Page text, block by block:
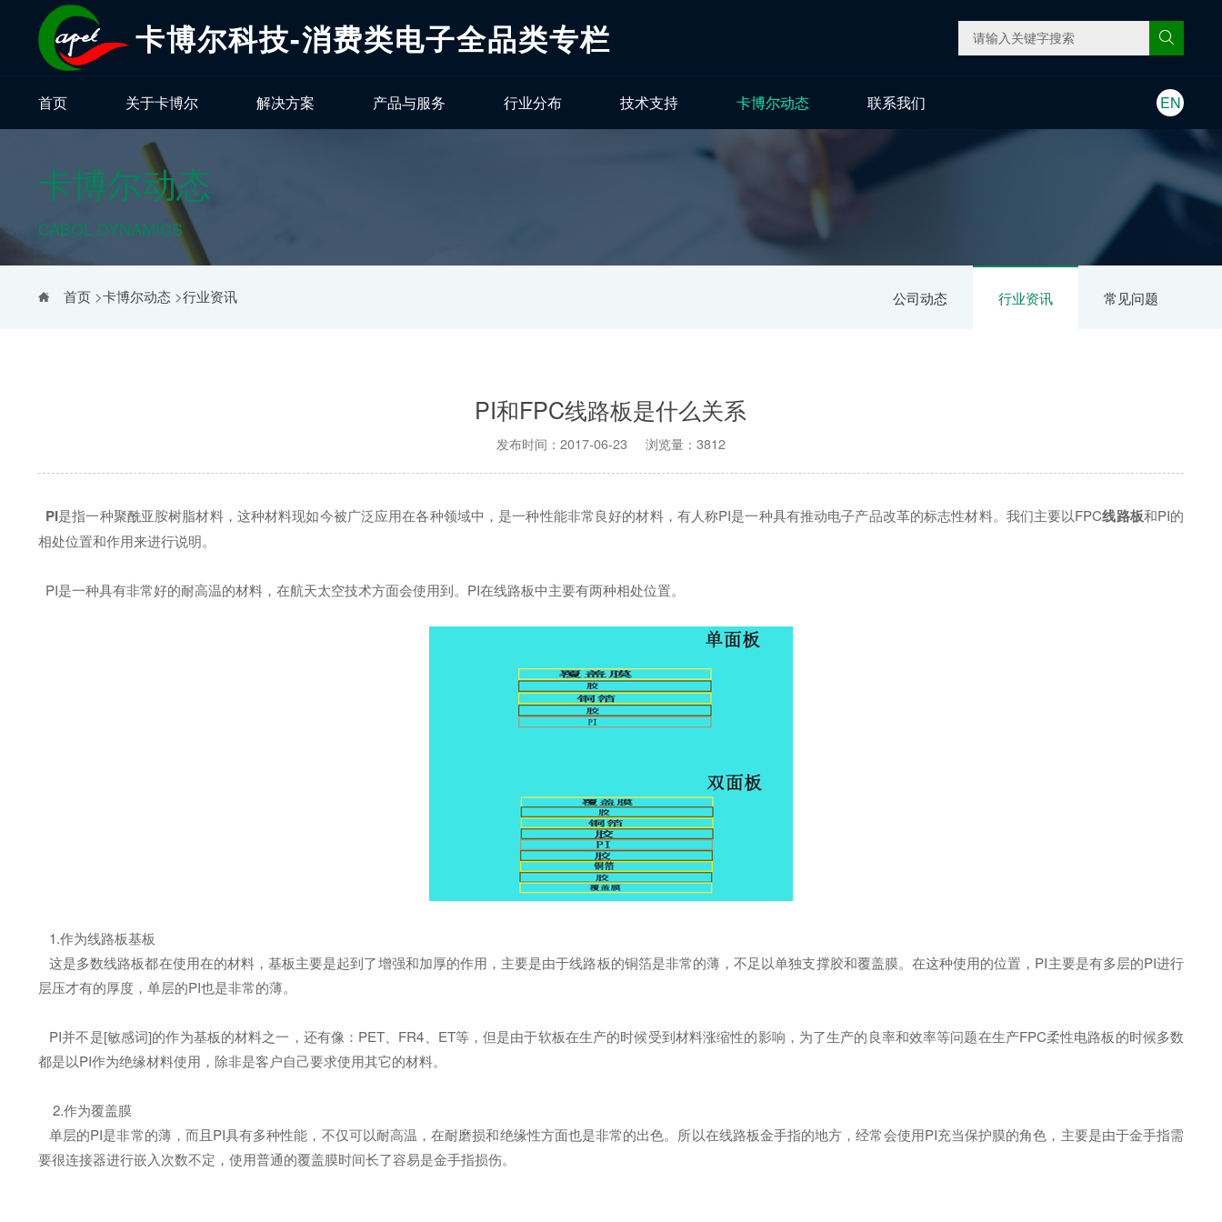
卡博尔科技-消费类电子全品类专栏
首页 关于卡博尔 解决方案 产品与服务 行业分布 技术支持 卡博尔动态 联系我们 EN
卡博尔动态
CABOL DYNAMICS
公司动态 行业资讯 常见问题
首页>卡博尔动态>行业资讯
PI和FPC线路板是什么关系
发布时间：2017-06-23 浏览量：3812
PI是指一种聚酰亚胺树脂材料，这种材料现如今被广泛应用在各种领域中，是一种性能非常良好的材料，有人称PI是一种具有推动电子产品改革的标志性材料。我们主要以FPC线路板和PI的
相处位置和作用来进行说明。
PI是一种具有非常好的耐高温的材料，在航天太空技术方面会使用到。PI在线路板中主要有两种相处位置。
1.作为线路板基板
这是多数线路板都在使用在的材料，基板主要是起到了增强和加厚的作用，主要是由于线路板的铜箔是非常的薄，不足以单独支撑胶和覆盖膜。在这种使用的位置，PI主要是有多层的PI进行
层压才有的厚度，单层的PI也是非常的薄。
PI并不是[敏感词]的作为基板的材料之一，还有像：PET、FR4、ET等，但是由于软板在生产的时候受到材料涨缩性的影响，为了生产的良率和效率等问题在生产FPC柔性电路板的时候多数
都是以PI作为绝缘材料使用，除非是客户自己要求使用其它的材料。
2.作为覆盖膜
单层的PI是非常的薄，而且PI具有多种性能，不仅可以耐高温，在耐磨损和绝缘性方面也是非常的出色。所以在线路板金手指的地方，经常会使用PI充当保护膜的角色，主要是由于金手指需
要很连接器进行嵌入次数不定，使用普通的覆盖膜时间长了容易是金手指损伤。